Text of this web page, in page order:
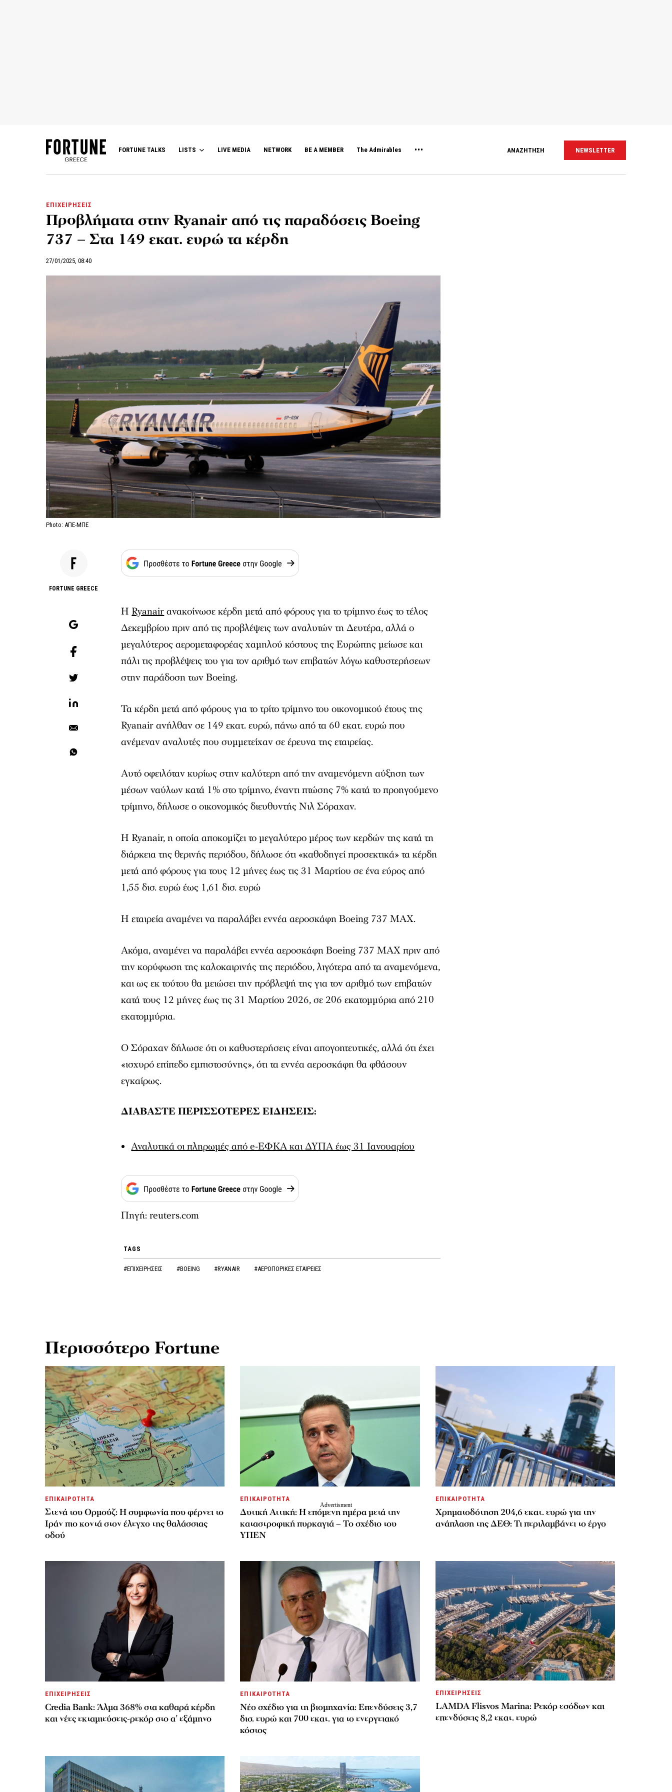
FORTUNE TALKS LISTS LIVE MEDIA NETWORK BE A MEMBER The Admirables ΑΝΑΖΗΤΗΣΗ NEWSLETTER
ΕΠΙΧΕΙΡΗΣΕΙΣ
Προβλήματα στην Ryanair από τις παραδόσεις Boeing
737 – Στα 149 εκατ. ευρώ τα κέρδη
27/01/2025, 08:40
Photo: ΑΠΕ-ΜΠΕ
FORTUNE GREECE
ΗRyanairανακοίνωσε κέρδη μετά από φόρους για το τρίμηνο έως το τέλος
Δεκεμβρίου πριν από τις προβλέψεις των αναλυτών τη Δευτέρα, αλλά ο
μεγαλύτερος αερομεταφορέας χαμηλού κόστους της Ευρώπης μείωσε και
πάλι τις προβλέψεις του για τον αριθμό των επιβατών λόγω καθυστερήσεων
στην παράδοση των Boeing.
Τα κέρδη μετά από φόρους για το τρίτο τρίμηνο του οικονομικού έτους της
Ryanair ανήλθαν σε 149 εκατ. ευρώ, πάνω από τα 60 εκατ. ευρώ που
ανέμεναν αναλυτές που συμμετείχαν σε έρευνα της εταιρείας.
Αυτό οφειλόταν κυρίως στην καλύτερη από την αναμενόμενη αύξηση των
μέσων ναύλων κατά 1% στο τρίμηνο, έναντι πτώσης 7% κατά το προηγούμενο
τρίμηνο, δήλωσε ο οικονομικός διευθυντής Νιλ Σόραχαν.
Η Ryanair, η οποία αποκομίζει το μεγαλύτερο μέρος των κερδών της κατά τη
διάρκεια της θερινής περιόδου, δήλωσε ότι «καθοδηγεί προσεκτικά» τα κέρδη
μετά από φόρους για τους 12 μήνες έως τις 31 Μαρτίου σε ένα εύρος από
1,55 δισ. ευρώ έως 1,61 δισ. ευρώ
Η εταιρεία αναμένει να παραλάβει εννέα αεροσκάφη Boeing 737 MAX.
Ακόμα, αναμένει να παραλάβει εννέα αεροσκάφη Boeing 737 MAX πριν από
την κορύφωση της καλοκαιρινής της περιόδου, λιγότερα από τα αναμενόμενα,
και ως εκ τούτου θα μειώσει την πρόβλεψή της για τον αριθμό των επιβατών
κατά τους 12 μήνες έως τις 31 Μαρτίου 2026, σε 206 εκατομμύρια από 210
εκατομμύρια.
Ο Σόραχαν δήλωσε ότι οι καθυστερήσεις είναι απογοητευτικές, αλλά ότι έχει
«ισχυρό επίπεδο εμπιστοσύνης», ότι τα εννέα αεροσκάφη θα φθάσουν
εγκαίρως.
ΔΙΑΒΑΣΤΕ ΠΕΡΙΣΣΟΤΕΡΕΣ ΕΙΔΗΣΕΙΣ:
Αναλυτικά οι πληρωμές από e-ΕΦΚΑ και ΔΥΠΑ έως 31 Ιανουαρίου
Πηγή: reuters.com
TAGS
#ΕΠΙΧΕΙΡΗΣΕΙΣ #BOEING #RYANAIR #ΑΕΡΟΠΟΡΙΚΕΣ ΕΤΑΙΡΕΙΕΣ
Περισσότερο Fortune
ΕΠΙΚΑΙΡΟΤΗΤΑ
Στενά του Ορμούζ: Η συμφωνία που φέρνει το
Ιράν πιο κοντά στον έλεγχο της θαλάσσιας
οδού
ΕΠΙΚΑΙΡΟΤΗΤΑ
Δυτική Αττική: Η επόμενη ημέρα μετά την
καταστροφική πυρκαγιά – Το σχέδιο του
ΥΠΕΝ
ΕΠΙΚΑΙΡΟΤΗΤΑ
Χρηματοδότηση 204,6 εκατ. ευρώ για την
ανάπλαση της ΔΕΘ: Τι περιλαμβάνει το έργο
ΕΠΙΧΕΙΡΗΣΕΙΣ
Credia Bank: Άλμα 368% στα καθαρά κέρδη
και νέες εκταμιεύσεις-ρεκόρ στο α’ εξάμηνο
ΕΠΙΚΑΙΡΟΤΗΤΑ
Νέο σχέδιο για τη βιομηχανία: Επενδύσεις 3,7
δισ. ευρώ και 700 εκατ. για το ενεργειακό
κόστος
ΕΠΙΧΕΙΡΗΣΕΙΣ
LAMDA Flisvos Marina: Ρεκόρ εσόδων και
επενδύσεις 8,2 εκατ. ευρώ